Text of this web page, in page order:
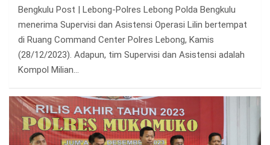
Bengkulu Post | Lebong-Polres Lebong Polda Bengkulu
menerima Supervisi dan Asistensi Operasi Lilin bertempat
di Ruang Command Center Polres Lebong, Kamis
(28/12/2023). Adapun, tim Supervisi dan Asistensi adalah
Kompol Milian…